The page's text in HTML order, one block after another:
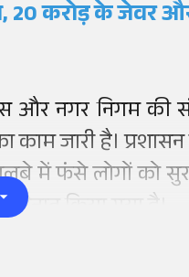
20 करोड़ के जेवर
और नगर निगम की
जारी है।
में फंसे लोगों को
किया गया है।